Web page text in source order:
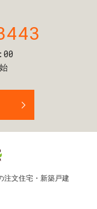
注文住宅・新築戸建